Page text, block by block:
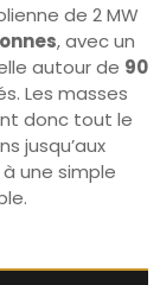
de 2 MW
, avec un
autour de 90
Les masses
donc tout le
jusqu’aux
une simple